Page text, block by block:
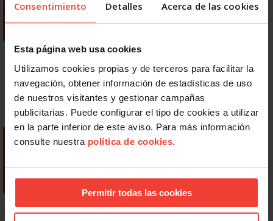
Consentimiento Detalles Acerca de las cookies
Esta página web usa cookies
Utilizamos cookies propias y de terceros para facilitar la
navegación, obtener información de estadísticas de uso
de nuestros visitantes y gestionar campañas
publicitarias. Puede configurar el tipo de cookies a utilizar
en la parte inferior de este aviso. Para más información
consulte nuestra política de cookies.
Permitir todas las cookies